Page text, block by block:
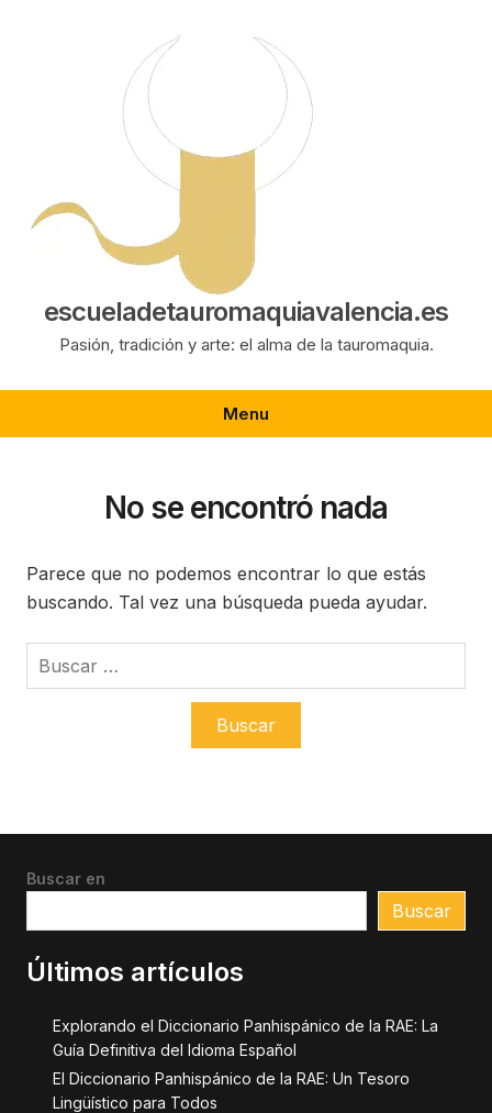
escueladetauromaquiavalencia.es
Pasión, tradición y arte: el alma de la tauromaquia.
Menu
No se encontró nada
Parece que no podemos encontrar lo que estás
buscando. Tal vez una búsqueda pueda ayudar.
Buscar:
Buscar en
Buscar
Últimos artículos
Explorando el Diccionario Panhispánico de la RAE: La
Guía Definitiva del Idioma Español
El Diccionario Panhispánico de la RAE: Un Tesoro
Lingüístico para Todos